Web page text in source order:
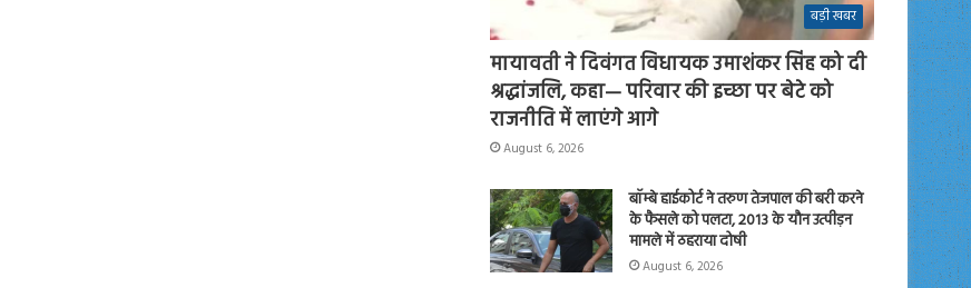
बड़ी खबर
मायावती ने दिवंगत विधायक उमाशंकर सिंह को दी
श्रद्धांजलि, कहा— परिवार की इच्छा पर बेटे को
राजनीति में लाएंगे आगे
August 6, 2026
बॉम्बे हाईकोर्ट ने तरुण तेजपाल की बरी करने
के फैसले को पलटा, 2013 के यौन उत्पीड़न
मामले में ठहराया दोषी
August 6, 2026